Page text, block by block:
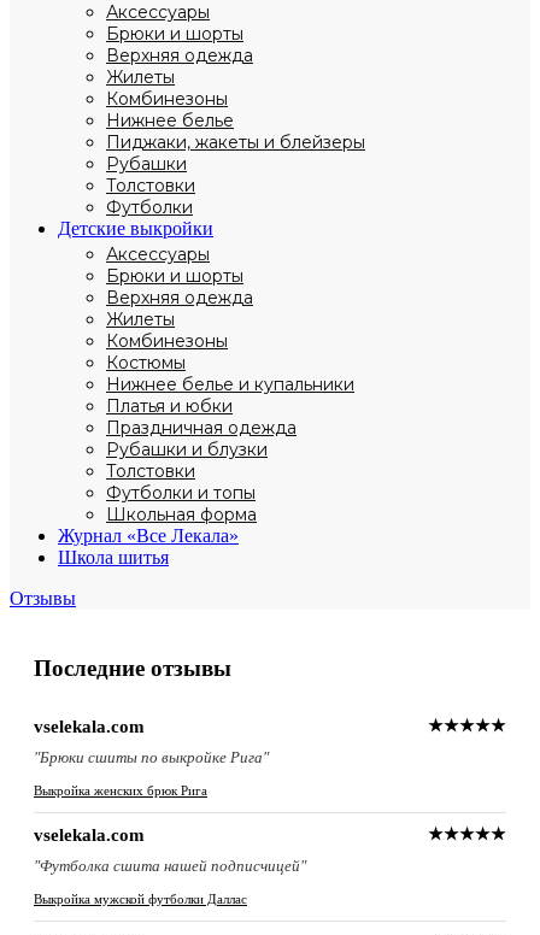
Аксессуары
Брюки и шорты
Верхняя одежда
Жилеты
Комбинезоны
Нижнее белье
Пиджаки, жакеты и блейзеры
Рубашки
Толстовки
Футболки
Детские выкройки
Аксессуары
Брюки и шорты
Верхняя одежда
Жилеты
Комбинезоны
Костюмы
Нижнее белье и купальники
Платья и юбки
Праздничная одежда
Рубашки и блузки
Толстовки
Футболки и топы
Школьная форма
Журнал «Все Лекала»
Школа шитья
Отзывы
Последние отзывы
vselekala.com
★★★★★
"Брюки сшиты по выкройке Рига"
Выкройка женских брюк Рига
vselekala.com
★★★★★
"Футболка сшита нашей подписчицей"
Выкройка мужской футболки Даллас